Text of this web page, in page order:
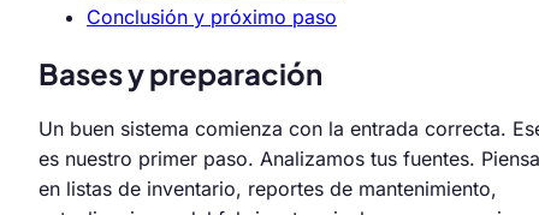
Conclusión y próximo paso
Bases y preparación
Un buen sistema comienza con la entrada correcta.
es nuestro primer paso. Analizamos tus fuentes. Piensa
en listas de inventario, reportes de mantenimiento,